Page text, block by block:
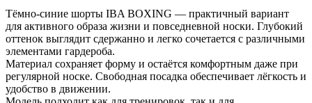
Тёмно-синие шорты IBA BOXING — практичный вариант
для активного образа жизни и повседневной носки. Глубокий
оттенок выглядит сдержанно и легко сочетается с различными
элементами гардероба.
Материал сохраняет форму и остаётся комфортным даже при
регулярной носке. Свободная посадка обеспечивает лёгкость и
удобство в движении.